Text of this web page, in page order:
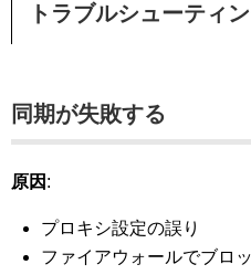
トラブルシューティ
同期が失敗する
原因 :
プロキシ設定の誤り
ファイアウォールでブロ